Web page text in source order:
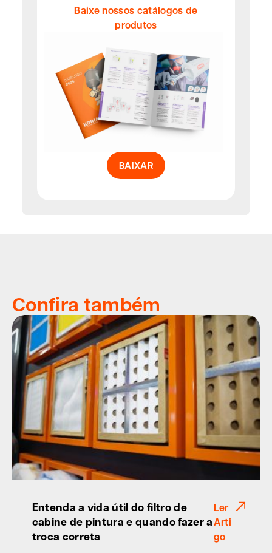
Baixe nossos catálogos de
produtos
BAIXAR
Confira também
Entenda a vida útil do filtro de
cabine de pintura e quando fazer a
troca correta
Ler
Arti
go